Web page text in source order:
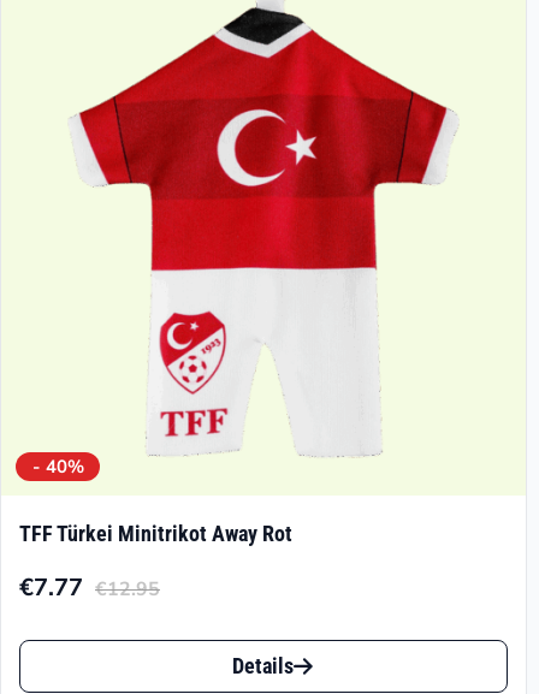
- 40%
TFF Türkei Minitrikot Away Rot
€12.95
Ursprünglicher
Preis
€7.77
Aktueller
Preis
Dieses
Produkt
Details